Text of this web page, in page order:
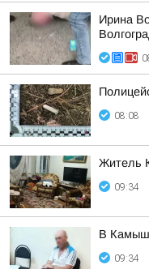
Ирина
08:08
Житель
09:34
В
09:34